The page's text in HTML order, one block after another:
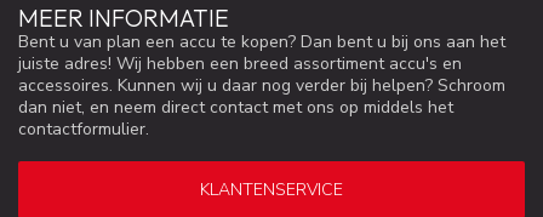
MEER INFORMATIE
Bent u van plan een accu te kopen? Dan bent u bij ons aan het
juiste adres! Wij hebben een breed assortiment accu's en
accessoires. Kunnen wij u daar nog verder bij helpen? Schroom
dan niet, en neem direct contact met ons op middels het
contactformulier.
KLANTENSERVICE